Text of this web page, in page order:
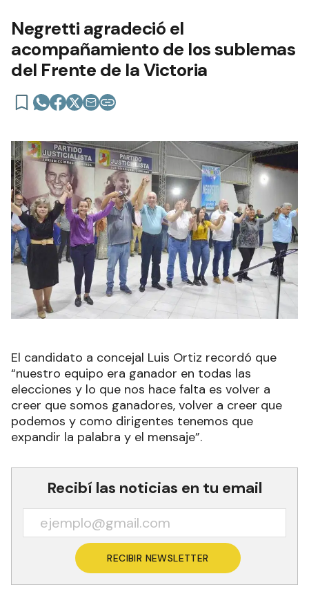
Negretti agradeció el
acompañamiento de los sublemas
del Frente de la Victoria
El candidato a concejal Luis Ortiz recordó que
“nuestro equipo era ganador en todas las
elecciones y lo que nos hace falta es volver a
creer que somos ganadores, volver a creer que
podemos y como dirigentes tenemos que
expandir la palabra y el mensaje”.
Recibí las noticias en tu email
RECIBIR NEWSLETTER